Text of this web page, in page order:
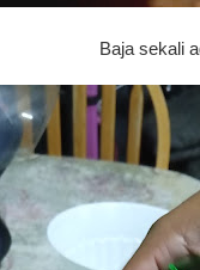
Baja sekali